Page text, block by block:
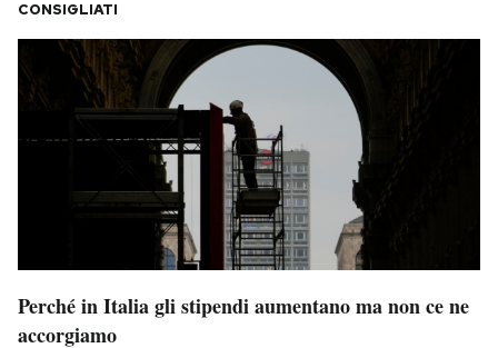
CONSIGLIATI
Perché in Italia gli stipendi aumentano ma non ce ne
accorgiamo